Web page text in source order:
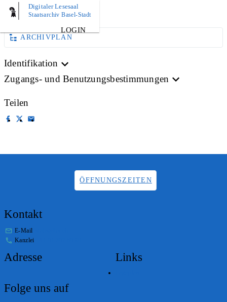
Digitaler Lesesaal
Staatsarchiv Basel-Stadt
LOGIN
AKTE
ARCHIVPLAN
Identifikation
Zugangs- und Benutzungsbestimmungen
Teilen
ÖFFNUNGSZEITEN
Kontakt
E-Mail
Kanzlei
Adresse Links
Folge uns auf